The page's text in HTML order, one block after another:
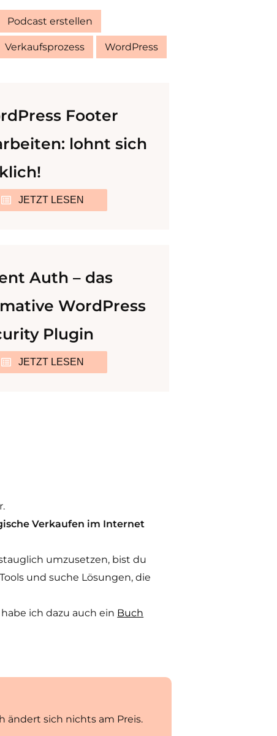
Podcast erstellen
Verkaufsprozess WordPress
Footer
lohnt sich
JETZT LESEN
Auth – das
WordPress
Plugin
JETZT LESEN
Verkaufen im Internet
umzusetzen, bist du
und suche Lösungen, die
habe ich dazu auch ein Buch
ändert sich nichts am Preis.